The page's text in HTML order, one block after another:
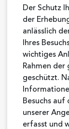
Der Schutz
der
anlässlich
Ihres
wichtiges
Rahmen der
geschützt.
Besuchs auf
unserer
erfasst und